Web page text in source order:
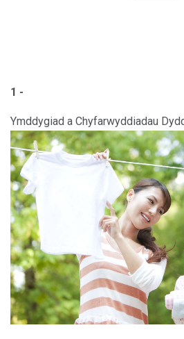
1 -
Ymddygiad a Chyfarwyddiadau